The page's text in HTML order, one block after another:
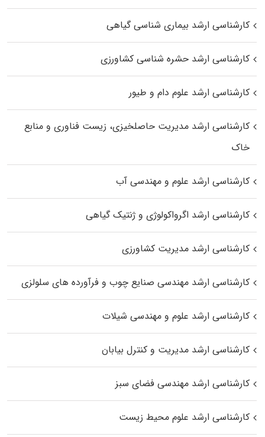
کارشناسی ارشد بیماری‌ شناسی گیاهی
کارشناسی ارشد حشره‌ شناسی کشاورزی
کارشناسی ارشد علوم دام و طیور
کارشناسی ارشد مدیریت حاصلخیزی، زیست فناوری و منابع
خاک
کارشناسی ارشد علوم و مهندسی آب
کارشناسی ارشد اگرواکولوژی و ژنتیک گیاهی
کارشناسی ارشد مدیریت کشاورزی
کارشناسی ارشد مهندسی صنایع چوب و فرآورده‌ های سلولزی
کارشناسی ارشد علوم و مهندسی شیلات
کارشناسی ارشد مدیریت و کنترل بیابان
کارشناسی ارشد مهندسی فضای سبز
کارشناسی ارشد علوم محیط‌ زیست